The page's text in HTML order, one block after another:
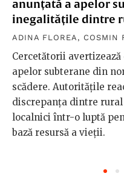
anunțată a apelor
inegalitățile dintre
ADINA FLOREA , COSMIN
Cercetătorii
apelor subterane din
scădere. Autoritățile
discrepanța dintre
localnici într-o luptă
bază resursă a vieții.